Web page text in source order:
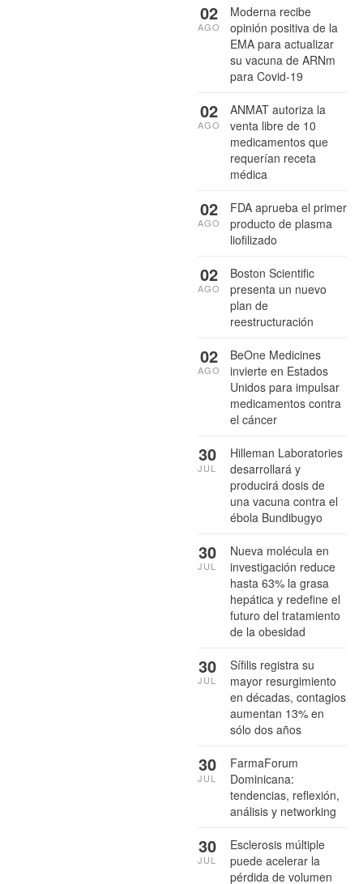
Moderna recibe
opinión positiva de la
EMA para actualizar
su vacuna de ARNm
para Covid-19
02
AGO
ANMAT autoriza la
venta libre de 10
medicamentos que
requerían receta
médica
02
AGO
FDA aprueba el primer
producto de plasma
liofilizado
02
AGO
Boston Scientific
presenta un nuevo
plan de
reestructuración
02
AGO
BeOne Medicines
invierte en Estados
Unidos para impulsar
medicamentos contra
el cáncer
02
AGO
Hilleman Laboratories
desarrollará y
producirá dosis de
una vacuna contra el
ébola Bundibugyo
30
JUL
Nueva molécula en
investigación reduce
hasta 63% la grasa
hepática y redefine el
futuro del tratamiento
de la obesidad
30
JUL
Sífilis registra su
mayor resurgimiento
en décadas, contagios
aumentan 13% en
sólo dos años
30
JUL
FarmaForum
Dominicana:
tendencias, reflexión,
análisis y networking
30
JUL
Esclerosis múltiple
puede acelerar la
pérdida de volumen
30
JUL